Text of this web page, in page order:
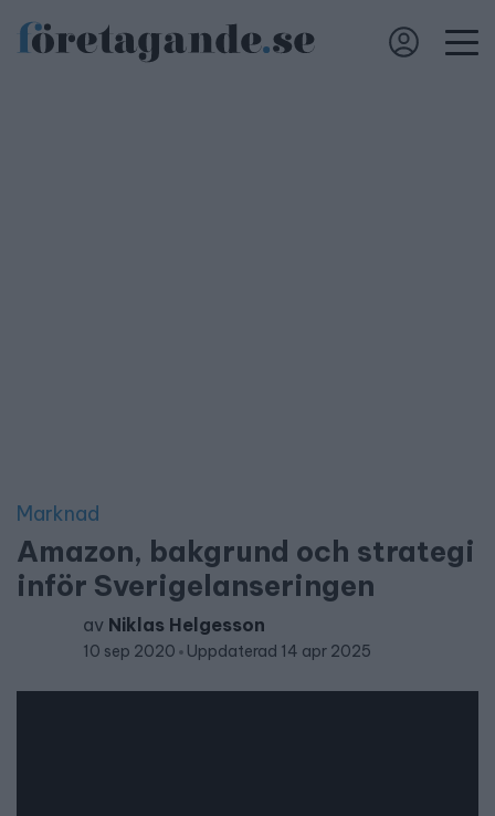
Marknad
Amazon, bakgrund och strategi
inför Sverigelanseringen
av Niklas Helgesson
10 sep 2020 Uppdaterad 14 apr 2025